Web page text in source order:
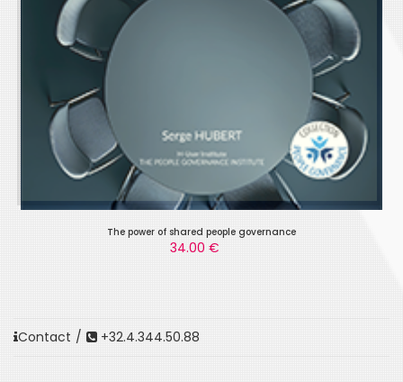
The power of shared people governance
34.00 €
Contact / +32.4.344.50.88